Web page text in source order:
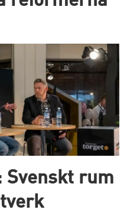
Svenskt rum